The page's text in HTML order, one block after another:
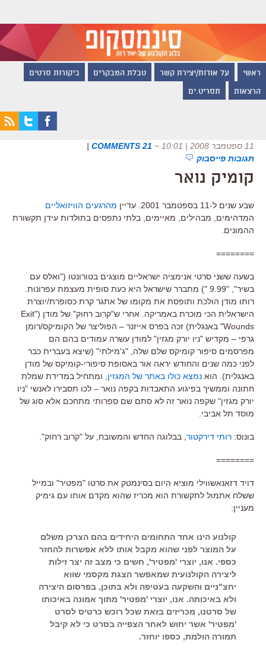
ראשי על אודות/יצירת קשר טבלת המבקרים ביקורות סרטים
הרצאות תסריט.ים
11 ספטמבר 2008 | 10:01 ~
21 COMMENTS
|
תגובות פייסבוק
קומיק נואר
שבע שנים ל-11 בספטמבר 2001. עדיין
מהרגעים הוויזואליים
המדהימים, מבהילים, מאיימים, בלתי נתפסים בתולדות עידן תקשורת
ההמונים.
========
בשעה ששני סרטי אנימציה ישראליים מוצגים בטורונטו ("ואלס עם
בשיר", "9.99 ") מתברר שישראל היא כעת סופית מעצמת עפרונות.
רותו מודן הולכת ותופסת את מקומו של אתגר קרת כסופרת/יוצרת
הישראלית הכי מוכרת באמריקה. אחרי ש"קרוב רחוק" של מודן ("Exit
Wounds" באנגלית) זכה בפרס אייזנר – הפוליצר של הקומיקס/רומן
גרפי – מקדיש "ניו יורק מגזין" למודן עשרה עמודים בהם הם
מפרסמים סיפור קומיקס שלם שלה, "ג'מילתי" (שיצא בעברית כבר
לפני כמה שנים והחודש יראה אור באסופת סיפורי-קומיקס של מודן
באנגלית). הוא נמצא כולו באתר של המגזין,
ומתחיל במדידת שמלת
חתונה וממשיך בפיגוע התאבדות בקפה נואר – לכו תסבירו לאנשי "ניו
יורק מגזין" שקפה נואר זה לא סתם שם ספרותי מתחכם אלא סוג של
מוסד תל אביבי.
בונוס: רותי דירקטור , בבלוגה החדש והמשובח, על "קרוב רחוק".
========
דויד דזאנאשווילי מוציא היום בסינמטק את סרטו "מפטיר" ובמייל
ששלח אתמול לתקשורת הוא מכריז שהוא מקדם אותו עם גימיק
מעניין:
קולנוע הינו אחד התחומים היחידים בהם הצרכן משלם
על המוצר לפני שהוא מקבל אותו ללא אפשרות להחזר
כספי. אנו, יוצרי 'מפטיר', חשים כי מצב זה יצר זילות
ליצירה הקולנועית שמאפשר הצגת מקסמי שווא
יחצ"ניים והשקעה בעטיפה ולא בתוכן, בפרסום היצירה
ולא באיכותה. אנו, יוצרי 'מפטיר' מתוך אמונה באיכותו
של סרטנו, מכריזים בזאת שכל רוכש כרטיס לסרט
'מפטיר' אשר יחוש לאחר הצפייה בסרט כי לא קיבל
תמורה הולמת, כספו יוחזר.